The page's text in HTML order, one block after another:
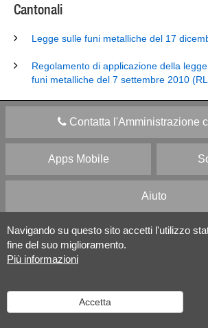
Navigando su questo sito accetti l'utilizzo
fine del suo miglioramento.
Più informazioni
Accetta
Cantonali
Legge sulle funi metalliche del 17
Regolamento di applicazione della
funi metalliche del 7 settembre 2010
Contatta l'Amministrazione
Apps Mobile
Aiuto
Versione desktop |